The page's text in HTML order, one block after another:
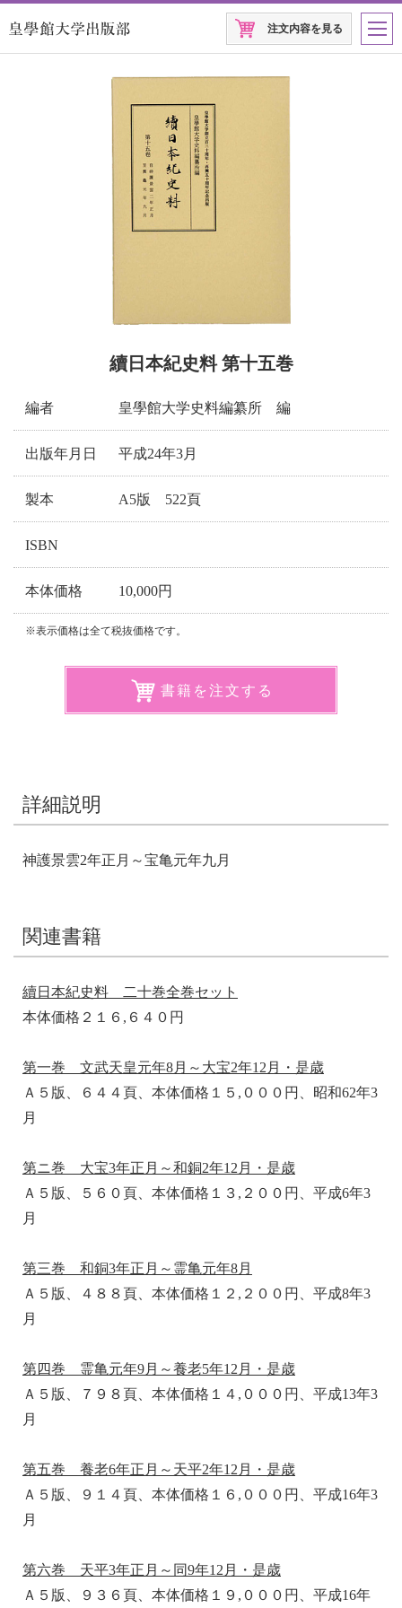
注文内容を見る
續日本紀史料 第十五巻
編者 皇學館大学史料編纂所 編
出版年月日 平成24年3月
製本 A5版 522頁
ISBN
本体価格 10,000円
※表示価格は全て税抜価格です。
書籍を注文する
詳細説明
神護景雲2年正月～宝亀元年九月
関連書籍
續日本紀史料 二十巻全巻セット
本体価格２１６,６４０円
第一巻 文武天皇元年8月～大宝2年12月・是歳
Ａ５版、６４４頁、本体価格１５,０００円、昭和62年3
月
第ニ巻 大宝3年正月～和銅2年12月・是歳
Ａ５版、５６０頁、本体価格１３,２００円、平成6年3
月
第三巻 和銅3年正月～霊亀元年8月
Ａ５版、４８８頁、本体価格１２,２００円、平成8年3
月
第四巻 霊亀元年9月～養老5年12月・是歳
Ａ５版、７９８頁、本体価格１４,０００円、平成13年3
月
第五巻 養老6年正月～天平2年12月・是歳
Ａ５版、９１４頁、本体価格１６,０００円、平成16年3
月
第六巻 天平3年正月～同9年12月・是歳
Ａ５版、９３６頁、本体価格１９,０００円、平成16年